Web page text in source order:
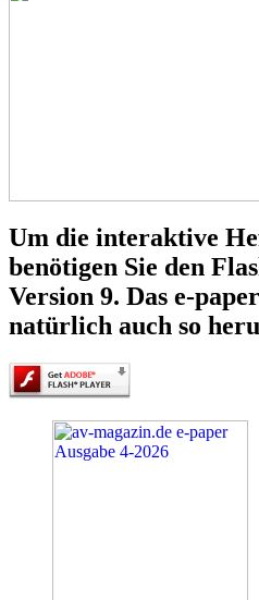
Um die interaktive
benötigen Sie den
Version 9. Das e-
natürlich auch so